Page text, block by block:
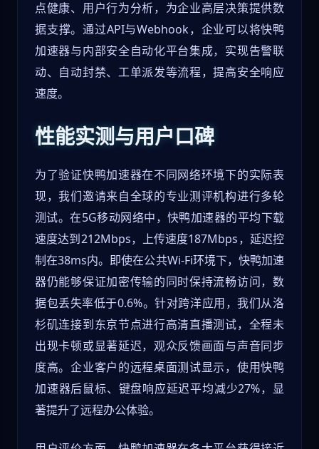
点健康、用户行为分析，为企业高层决策提供数
据支撑。通过API与Webhook，企业可以将快鸭
加速器与内部安全自动化平台集成，实现告警联
动、自动封禁、工单派发等流程，提高安全响应
速度。
性能实测与用户口碑
为了验证快鸭加速器在不同网络环境下的实际表
现，我们邀请来自全球的专业测评机构进行多轮
测试。在5G移动网络中，快鸭加速器的平均下载
速度达到212Mbps，上传速度187Mbps，延迟控
制在38ms内。即使在公共Wi-Fi环境下，快鸭加速
器仍能够保证加密传输的同时保持流畅访问，数
据包丢失率低于0.6%。针对跨洋应用，我们从洛
杉矶连接到东京节点进行高清直播测试，全程未
出现卡顿或显著延迟，观众反馈画面与声音同步
度高。企业客户的远程桌面测试显示，使用快鸭
加速器后鼠标、键盘响应延迟平均减少27%，显
著提升了远程办公体验。